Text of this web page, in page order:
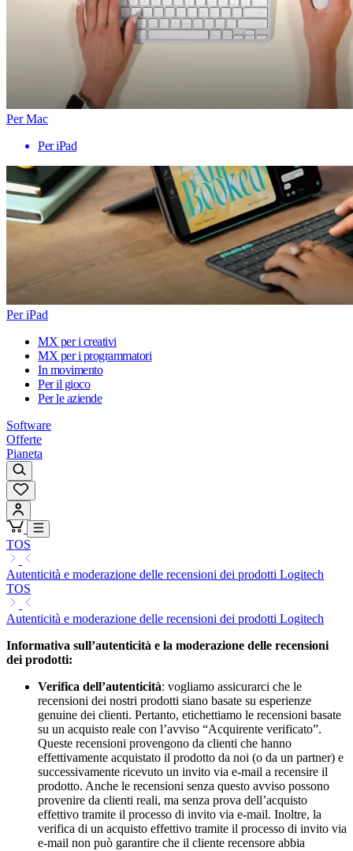
Per Mac
Per iPad
Per iPad
MX per i creativi
MX per i programmatori
In movimento
Per il gioco
Per le aziende
Software
Offerte
Pianeta
TOS
Autenticità e moderazione delle recensioni dei prodotti Logitech
TOS
Autenticità e moderazione delle recensioni dei prodotti Logitech
Informativa sull’autenticità e la moderazione delle recensioni
dei prodotti:
Verifica dell’autenticità: vogliamo assicurarci che le
recensioni dei nostri prodotti siano basate su esperienze
genuine dei clienti. Pertanto, etichettiamo le recensioni basate
su un acquisto reale con l’avviso “Acquirente verificato”.
Queste recensioni provengono da clienti che hanno
effettivamente acquistato il prodotto da noi (o da un partner) e
successivamente ricevuto un invito via e-mail a recensire il
prodotto. Anche le recensioni senza questo avviso possono
provenire da clienti reali, ma senza prova dell’acquisto
effettivo tramite il processo di invito via e-mail. Inoltre, la
verifica di un acquisto effettivo tramite il processo di invito via
e-mail non può garantire che il cliente recensore abbia